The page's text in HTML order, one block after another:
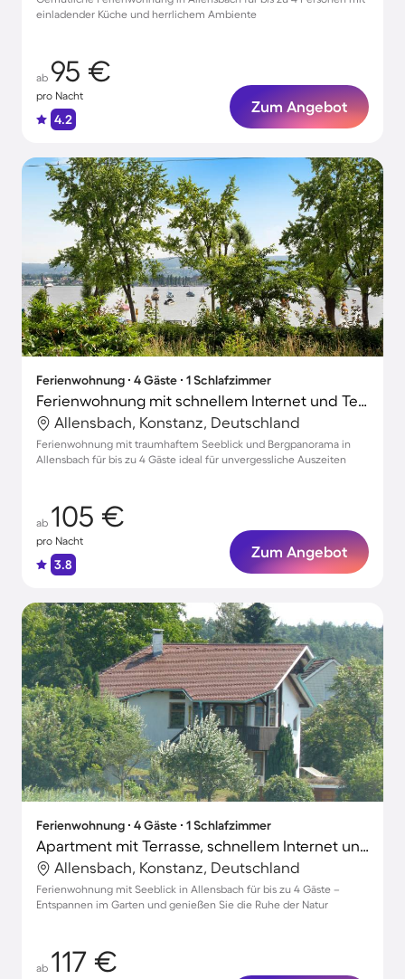
einladender Küche und herrlichem Ambiente
ab 95 €
pro Nacht
4.2
Zum Angebot
Ferienwohnung ∙ 4 Gäste ∙ 1 Schlafzimmer
Ferienwohnung mit schnellem Internet und Terrasse | Bergblick
Allensbach, Konstanz, Deutschland
Ferienwohnung mit traumhaftem Seeblick und Bergpanorama in
Allensbach für bis zu 4 Gäste ideal für unvergessliche Auszeiten
ab 105 €
pro Nacht
3.8
Zum Angebot
Ferienwohnung ∙ 4 Gäste ∙ 1 Schlafzimmer
Apartment mit Terrasse, schnellem Internet und Garten | Seeblick | Perfekt für die Arbeit von Zuhause
Allensbach, Konstanz, Deutschland
Ferienwohnung mit Seeblick in Allensbach für bis zu 4 Gäste –
Entspannen im Garten und genießen Sie die Ruhe der Natur
ab 117 €